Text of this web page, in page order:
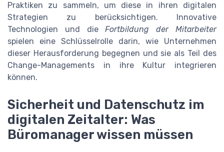
Praktiken zu sammeln, um diese in ihren digitalen
Strategien zu berücksichtigen. Innovative
Technologien und dieFortbildung der Mitarbeiter
spielen eine Schlüsselrolle darin, wie Unternehmen
dieser Herausforderung begegnen und sie als Teil des
Change-Managements in ihre Kultur integrieren
können.
Sicherheit und Datenschutz im
digitalen Zeitalter: Was
Büromanager wissen müssen